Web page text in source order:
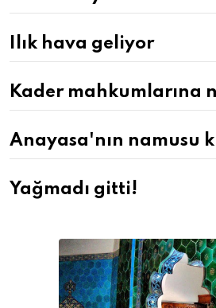
Ilık hava geliyor
Kader mahkumlarına
Anayasa'nın namusu
Yağmadı gitti!